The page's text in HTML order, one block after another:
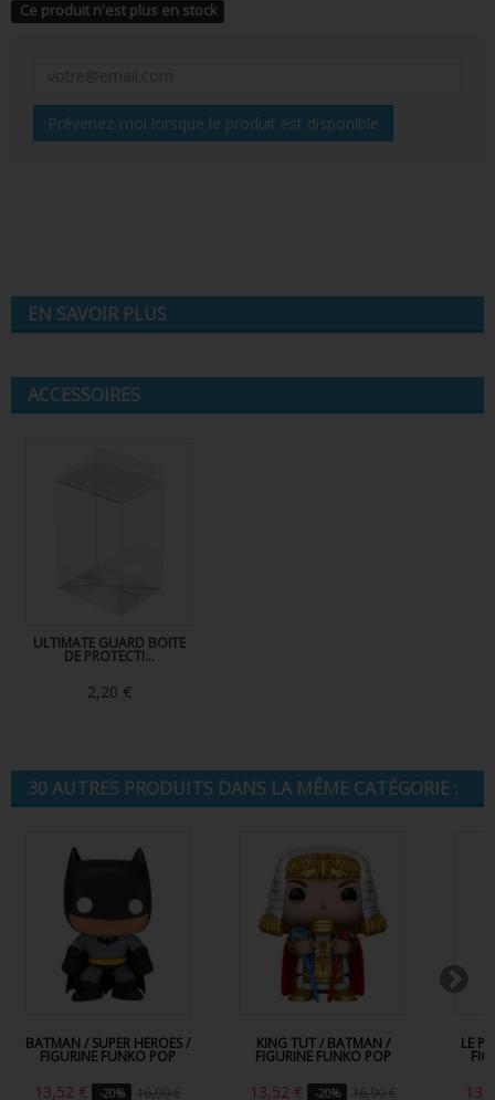
LOUNGEFLY
Ce produit n'est plus en stock
Prévenez-moi lorsque le produit est disponible
EN SAVOIR PLUS
ACCESSOIRES
ULTIMATE GUARD BOITE
DE PROTECTI...
2,20 €
30 AUTRES PRODUITS DANS LA MÊME CATÉGORIE :
BATMAN / SUPER HEROES /
FIGURINE FUNKO POP
13,52 € -20% 16,90 €
KING TUT / BATMAN /
FIGURINE FUNKO POP
13,52 € -20% 16,90 €
LE